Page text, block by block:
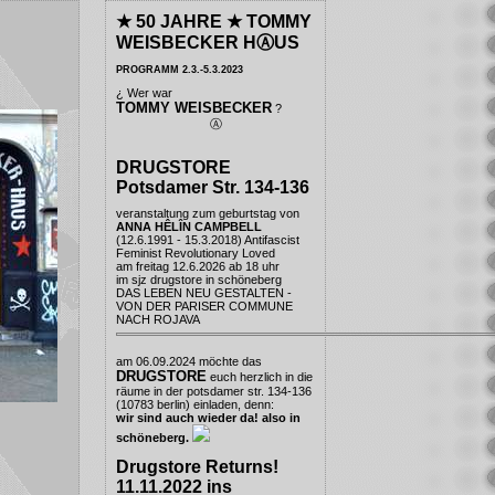
★ 50 JAHRE ★ TOMMY
WEISBECKER HⒶUS
PROGRAMM 2.3.-5.3.2023
¿ Wer war
TOMMY WEISBECKER ?
Ⓐ
DRUGSTORE
Potsdamer Str. 134-136
veranstaltung zum geburtstag von
ANNA HÊLÎN CAMPBELL
(12.6.1991 - 15.3.2018) Antifascist
Feminist Revolutionary Loved
am freitag 12.6.2026 ab 18 uhr
imsjz drugstore in schöneberg
DAS LEBEN NEU GESTALTEN -
VON DER PARISER COMMUNE
NACH ROJAVA
am 06.09.2024 möchte das
DRUGSTORE euch herzlich in die
räume in der potsdamer str. 134-136
(10783 berlin) einladen, denn:
wir sind auch wieder da! also in
schöneberg.
Drugstore Returns!
11.11.2022 ins